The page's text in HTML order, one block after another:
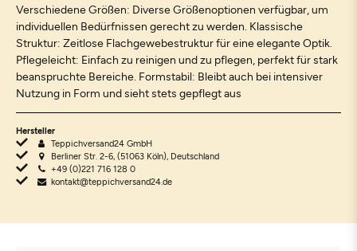
Verschiedene Größen: Diverse Größenoptionen verfügbar, um
individuellen Bedürfnissen gerecht zu werden. Klassische
Struktur: Zeitlose Flachgewebestruktur für eine elegante Optik.
Pflegeleicht: Einfach zu reinigen und zu pflegen, perfekt für stark
beanspruchte Bereiche. Formstabil: Bleibt auch bei intensiver
Nutzung in Form und sieht stets gepflegt aus
Hersteller
Teppichversand24 GmbH
Berliner Str. 2-6, (51063 Köln), Deutschland
+49 (0)221 716 128 0
kontakt@teppichversand24.de